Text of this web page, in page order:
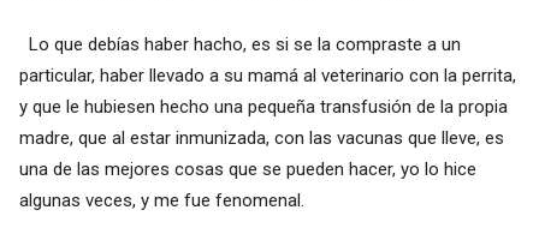
Lo que debías haber hacho, es si se la compraste a un
particular, haber llevado a su mamá al veterinario con la perrita,
y que le hubiesen hecho una pequeña transfusión de la propia
madre, que al estar inmunizada, con las vacunas que lleve, es
una de las mejores cosas que se pueden hacer, yo lo hice
algunas veces, y me fue fenomenal.